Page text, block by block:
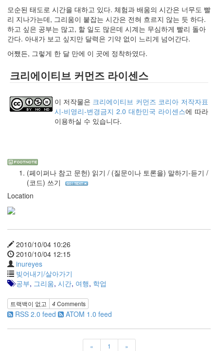
모순된 태도로 시간을 대하고 있다. 체험과 배움의 시간은 너무도 빨
리 지나가는데, 그리움이 붙잡는 시간은 전혀 흐르지 않는 듯 하다.
하고 싶은 공부는 많고, 할 일도 많은데 시계는 무심하게 빨리 돌아
간다. 아내가 보고 싶지만 달력은 기약 없이 느리게 넘어간다.
어쨌든, 그렇게 한 달 만에 이 곳에 정착하였다.
크리에이티브 커먼즈 라이센스
이 저작물은 크리에이티브 커먼즈 코리아 저작자표
시-비영리-변경금지 2.0 대한민국 라이센스에 따라
이용하실 수 있습니다.
(페이퍼나 참고 문헌) 읽기 / (질문이나 토론을) 말하기-듣기 /
(코드) 쓰기
Location
2010/10/04 10:26
2010/10/04 12:15
inureyes
빚어내기/살아가기
공부, 그리움, 시간, 여행, 학업
트랙백이 없고 4Comments
RSS 2.0 feed ATOM 1.0 feed
« 1 »
로
우
뉴
스
기
세
상,
도,
관
로
그
병
윈
우
8
의
사
용
자
인
터